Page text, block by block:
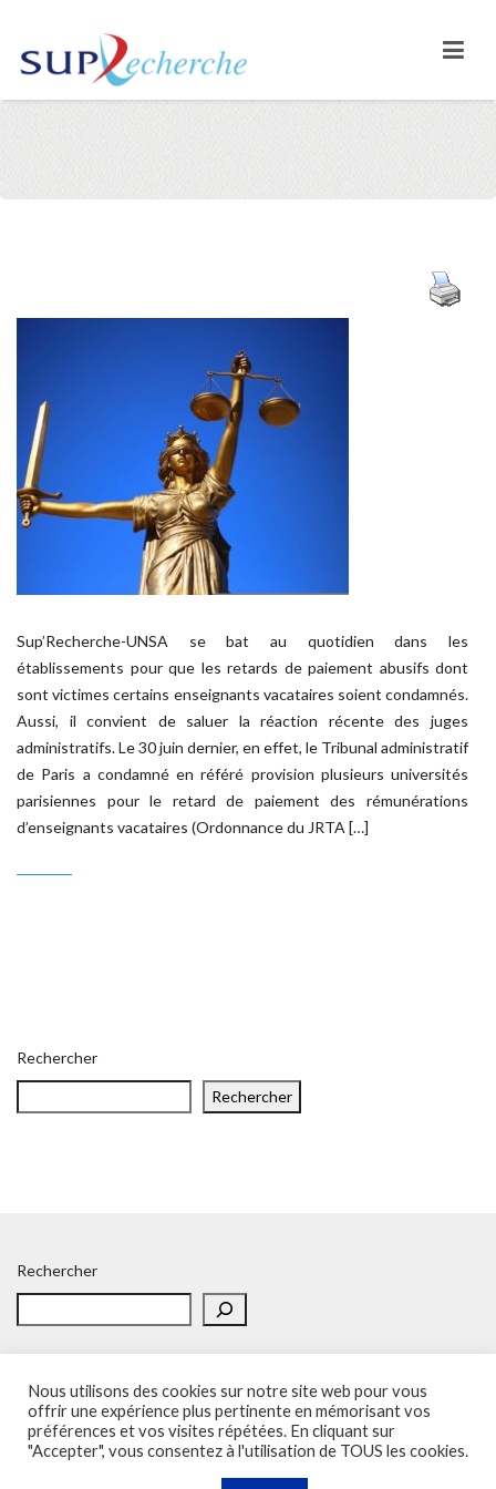
Sup’Recherche-UNSA se bat au quotidien dans les
établissements pour que les retards de paiement abusifs dont
sont victimes certains enseignants vacataires soient condamnés.
Aussi, il convient de saluer la réaction récente des juges
administratifs. Le 30 juin dernier, en effet, le Tribunal administratif
de Paris a condamné en référé provision plusieurs universités
parisiennes pour le retard de paiement des rémunérations
d’enseignants vacataires (Ordonnance du JRTA […]
Rechercher
Rechercher
Rechercher
Accueil Politique de confidentialité Adhésion
Contacts
SOS – Demande d’aide
Politique de confidentialité
Nous utilisons des cookies sur notre site web pour vous
offrir une expérience plus pertinente en mémorisant vos
préférences et vos visites répétées. En cliquant sur
"Accepter", vous consentez à l'utilisation de TOUS les cookies.